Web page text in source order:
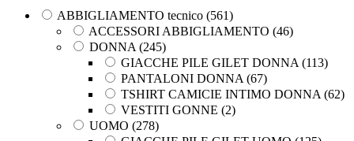
PANTALONI DONNA
TSHIRT CAMICIE INTIMO DONNA
VESTITI GONNE(0)
UOMO(0)
GIACCHE PILE GILET UOMO(0)
PANTALONI UOMO(0)
TSHIRT CAMICIE INTIMO UOMO(0)
ACCESSORI OUTDOOR VIAGGI
... PER VIAGGIARE(15)
ABBIGLIAMENTO tecnico (561)
ACCESSORI ABBIGLIAMENTO (46)
DONNA(245)
GIACCHE PILE GILET DONNA(113)
PANTALONI DONNA(67)
TSHIRT CAMICIE INTIMO DONNA(62)
VESTITI GONNE (2)
UOMO (278)